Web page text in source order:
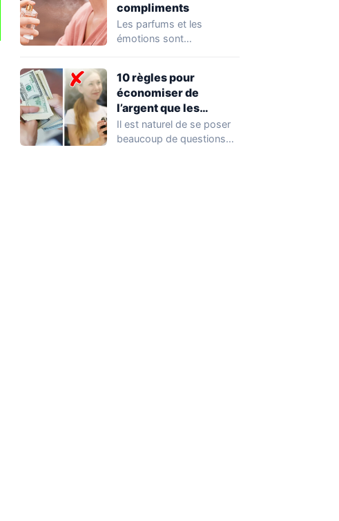
compliments
Les parfums et les
émotions sont
10 règles pour
économiser de
l’argent que les
personnes riches
appliquent
Il est naturel de se poser
beaucoup de questions